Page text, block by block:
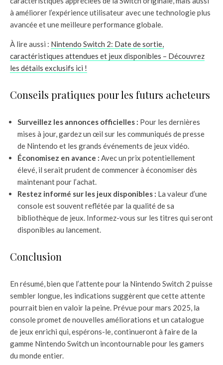
à améliorer l’expérience utilisateur avec une technologie plus
avancée et une meilleure performance globale.
À lire aussi : Nintendo Switch 2: Date de sortie,
caractéristiques attendues et jeux disponibles – Découvrez
les détails exclusifs ici !
Conseils pratiques pour les futurs acheteurs
Surveillez les annonces officielles : Pour les dernières
mises à jour, gardez un œil sur les communiqués de presse
de Nintendo et les grands événements de jeux vidéo.
Économisez en avance : Avec un prix potentiellement
élevé, il serait prudent de commencer à économiser dès
maintenant pour l’achat.
Restez informé sur les jeux disponibles : La valeur d’une
console est souvent reflétée par la qualité de sa
bibliothèque de jeux. Informez-vous sur les titres qui seront
disponibles au lancement.
Conclusion
En résumé, bien que l’attente pour la Nintendo Switch 2 puisse
sembler longue, les indications suggèrent que cette attente
pourrait bien en valoir la peine. Prévue pour mars 2025, la
console promet de nouvelles améliorations et un catalogue
de jeux enrichi qui, espérons-le, continueront à faire de la
gamme Nintendo Switch un incontournable pour les gamers
du monde entier.